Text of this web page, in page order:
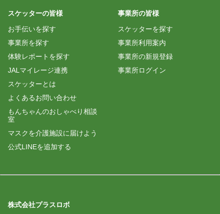
初スケッターでしたが、色々と指示頂きました。
スケッターの皆様
お手伝いを探す
事業所を探す
体験レポートを探す
JALマイレージ連携
スケッターとは
よくあるお問い合わせ
もんちゃんのおしゃべり相談
室
マスクを介護施設に届けよう
公式LINEを追加する
事業所の皆様
スケッターを探す
事業所利用案内
事業所の新規登録
事業所ログイン
株式会社プラスロボ